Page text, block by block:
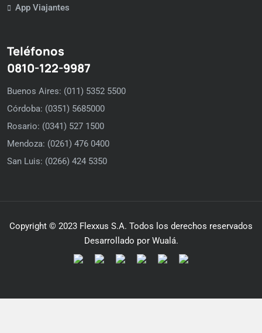
App Viajantes
Teléfonos
0810-122-9987
Buenos Aires: (011) 5352 5500
Córdoba: (0351) 5685000
Rosario: (0341) 527 1500
Mendoza: (0261) 476 0400
San Luis: (0266) 424 5350
Copyright © 2023 Flexxus S.A. Todos los derechos reservados
Desarrollado por Wualá.